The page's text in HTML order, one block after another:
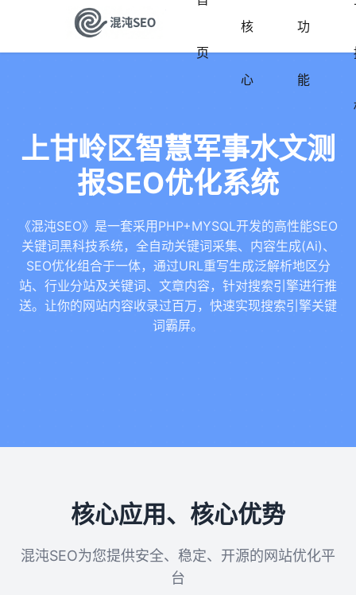
页
核
心
功
能
上甘岭区智慧军事水文测
报SEO优化系统
《混沌SEO》是一套采用PHP+MYSQL开发的高性能SEO
关键词黑科技系统，全自动关键词采集、内容生成(Ai)、
SEO优化组合于一体，通过URL重写生成泛解析地区分
站、行业分站及关键词、文章内容，针对搜索引擎进行推
送。让你的网站内容收录过百万，快速实现搜索引擎关键
词霸屏。
核心应用、核心优势
混沌SEO为您提供安全、稳定、开源的网站优化平
台